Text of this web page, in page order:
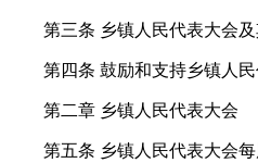
第三条 乡镇人民代表大会
第四条 鼓励和支持乡镇人
第二章 乡镇人民代表大会
第五条 乡镇人民代表大会